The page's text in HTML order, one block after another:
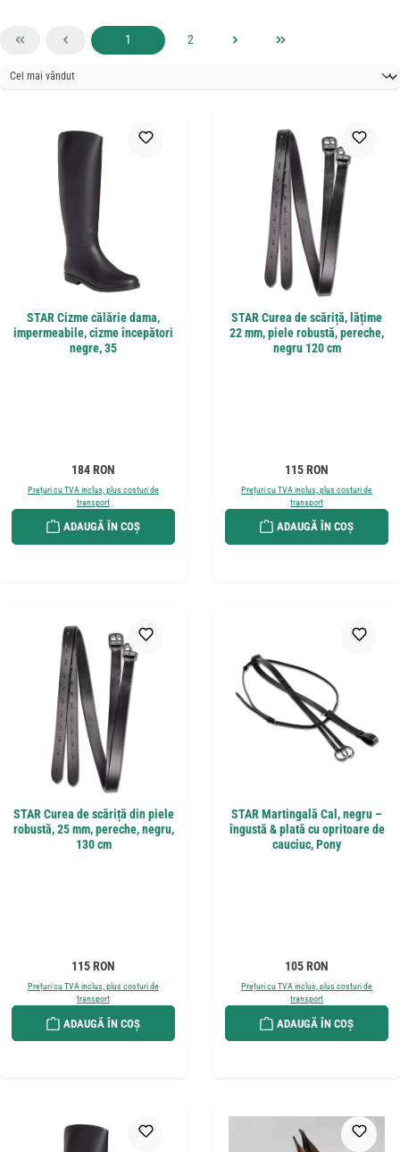
Pagina
1 Pagina
2
STAR Cizme călărie dama,
impermeabile, cizme începători
negre, 35
Preț obișnuit:
184 RON
Prețuri cu TVA inclus, plus costuri de
transport
ADAUGĂ ÎN COȘ
STAR Curea de scăriță, lățime
22 mm, piele robustă, pereche,
negru 120 cm
Preț obișnuit:
115 RON
Prețuri cu TVA inclus, plus costuri de
transport
ADAUGĂ ÎN COȘ
STAR Curea de scăriță din piele
robustă, 25 mm, pereche, negru,
130 cm
Preț obișnuit:
115 RON
Prețuri cu TVA inclus, plus costuri de
transport
ADAUGĂ ÎN COȘ
STAR Martingală Cal, negru –
îngustă & plată cu opritoare de
cauciuc, Pony
Preț obișnuit:
105 RON
Prețuri cu TVA inclus, plus costuri de
transport
ADAUGĂ ÎN COȘ